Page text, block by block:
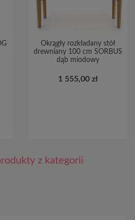
Okrągły rozkładany stół
drewniany 100 cm SORBUS
dąb miodowy
1 555,00 zł
z kategorii